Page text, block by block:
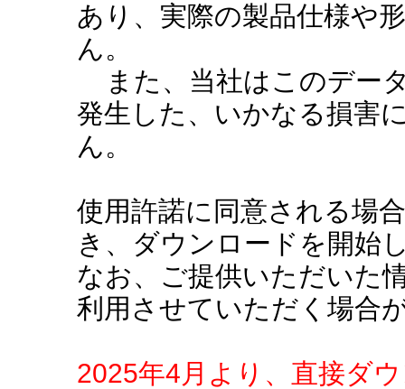
あり、実際の製品仕様や
ん。
また、当社はこのデー
発生した、いかなる損害
ん。
使用許諾に同意される場
き、ダウンロードを開始
なお、ご提供いただいた
利用させていただく場合
2025年4月より、直接ダ